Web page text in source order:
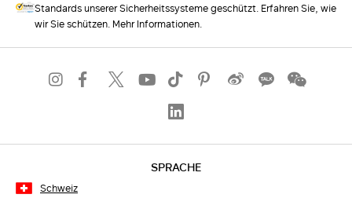
Standards unserer Sicherheitssysteme geschützt. Erfahren Sie, wie
wir Sie schützen. Mehr Informationen.
SPRACHE
Schweiz